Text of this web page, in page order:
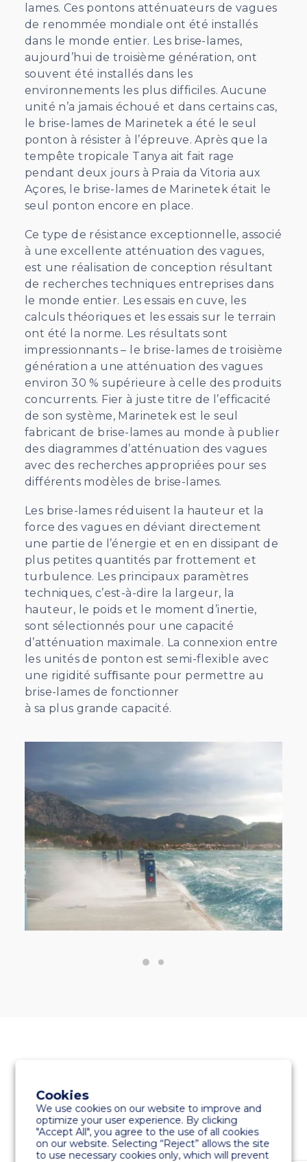
lames. Ces pontons atténuateurs de vagues
de renommée mondiale ont été installés
dans le monde entier. Les brise-lames,
aujourd’hui de troisième génération, ont
souvent été installés dans les
environnements les plus difficiles. Aucune
unité n’a jamais échoué et dans certains cas,
le brise-lames de Marinetek a été le seul
ponton à résister à l’épreuve. Après que la
tempête tropicale Tanya ait fait rage
pendant deux jours à Praia da Vitoria aux
Açores, le brise-lames de Marinetek était le
seul ponton encore en place.
Ce type de résistance exceptionnelle, associé
à une excellente atténuation des vagues,
est une réalisation de conception résultant
de recherches techniques entreprises dans
le monde entier. Les essais en cuve, les
calculs théoriques et les essais sur le terrain
ont été la norme. Les résultats sont
impressionnants – le brise-lames de troisième
génération a une atténuation des vagues
environ 30 % supérieure à celle des produits
concurrents. Fier à juste titre de l’efficacité
de son système, Marinetek est le seul
fabricant de brise-lames au monde à publier
des diagrammes d’atténuation des vagues
avec des recherches appropriées pour ses
différents modèles de brise-lames.
Les brise-lames réduisent la hauteur et la
force des vagues en déviant directement
une partie de l’énergie et en en dissipant de
plus petites quantités par frottement et
turbulence. Les principaux paramètres
techniques, c’est-à-dire la largeur, la
hauteur, le poids et le moment d’inertie,
sont sélectionnés pour une capacité
d’atténuation maximale. La connexion entre
les unités de ponton est semi-flexible avec
une rigidité sufﬁsante pour permettre au
brise-lames de fonctionner
à sa plus grande capacité.
Cookies
We use cookies on our website to improve and
optimize your user experience. By clicking
"Accept All", you agree to the use of all cookies
on our website. Selecting “Reject” allows the site
to use necessary cookies only, which will prevent